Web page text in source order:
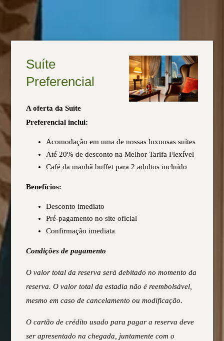
Suíte
Preferencial
A oferta da Suíte
Preferencial inclui:
Acomodação em uma de nossas luxuosas suítes
Até 20% de desconto na Melhor Tarifa Flexível
Café da manhã buffet para 2 adultos incluído
Benefícios:
Desconto imediato
Pré-pagamento no site oficial
Confirmação imediata
Condições de pagamento
O valor total da reserva será debitado no momento da
reserva. O valor total da estadia não é reembolsável,
mesmo em caso de cancelamento ou modificação.
O cartão de crédito usado para pagar a reserva deve
ser apresentado na chegada, juntamente com o